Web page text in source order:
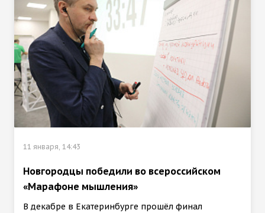
11 января, 14:43
Новгородцы победили во всероссийском
«Марафоне мышления»
В декабре в Екатеринбурге прошёл финал